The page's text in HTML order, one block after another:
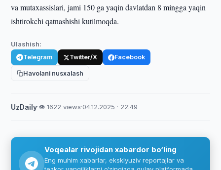
va mutaxassislari, jami 150 ga yaqin davlatdan 8 mingga yaqin
ishtirokchi qatnashishi kutilmoqda.
Ulashish:
Telegram Twitter/X Facebook
Havolani nusxalash
UzDaily·👁 1622 views·04.12.2025 · 22:49
Voqealar rivojidan xabardor bo‘ling
Eng muhim xabarlar, eksklyuziv reportajlar va